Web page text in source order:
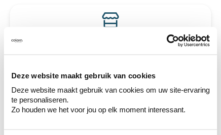
Deze website maakt gebruik van cookies
Deze website maakt gebruik van cookies om uw site-ervaring
te personaliseren.
Zo houden we het voor jou op elk moment interessant.
Ontdek er kleurechte stalen van je
Bekijk er de bijhorende tinten om je kleur
Krijg persoonlijk advies om kleuren te
combineren.